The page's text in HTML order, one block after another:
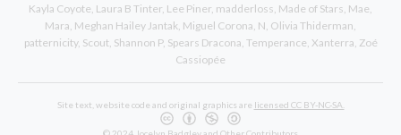
Kayla Coyote Laura B Tinter Lee Piner madderloss Made of Stars Mae
Mara Meghan Hailey Jantak Miguel Corona N Olivia Thiderman
patternicity Scout Shannon P Spears Dracona Temperance Xanterra Zoé
Cassiopée
Site text, website code and original graphics are licensed CC BY-NC-SA.